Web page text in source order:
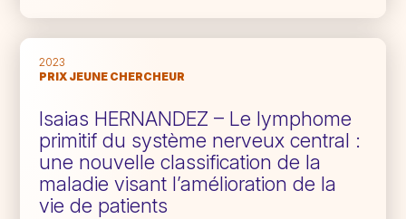
2023
PRIX JEUNE CHERCHEUR
Isaias HERNANDEZ – Le lymphome
primitif du système nerveux central :
une nouvelle classification de la
maladie visant l’amélioration de la
vie de patients